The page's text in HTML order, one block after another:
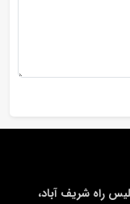
راه شریف آباد،